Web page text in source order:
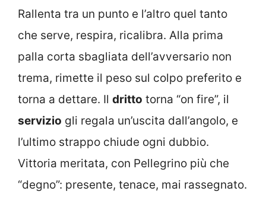
Rallenta tra un punto e l’altro quel tanto
che serve, respira, ricalibra. Alla prima
palla corta sbagliata dell’avversario non
trema, rimette il peso sul colpo preferito e
torna a dettare. Il dritto torna “on fire”, il
servizio gli regala un’uscita dall’angolo, e
l’ultimo strappo chiude ogni dubbio.
Vittoria meritata, con Pellegrino più che
“degno”: presente, tenace, mai rassegnato.